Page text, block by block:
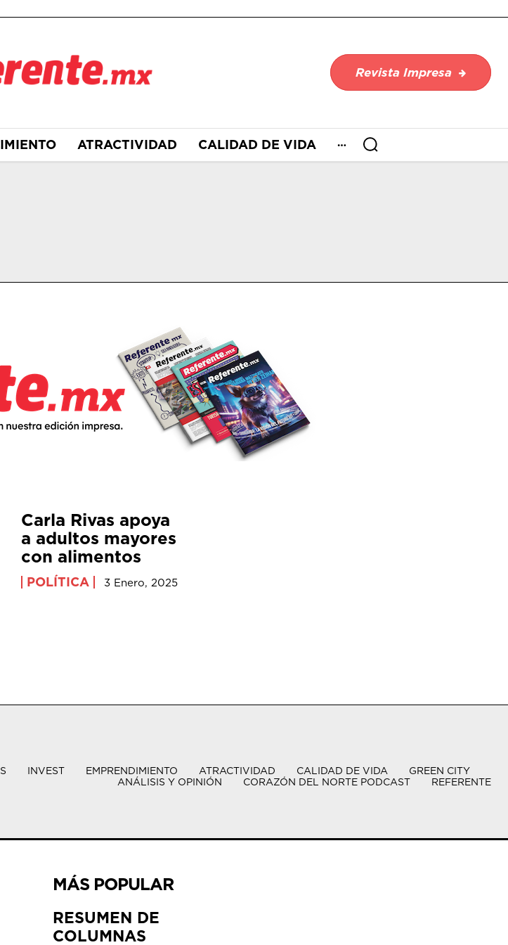
Revista Impresa
ATRACTIVIDAD CALIDAD DE VIDA
Carla Rivas apoya
a adultos mayores
con alimentos
POLÍTICA 3 Enero, 2025
INVEST EMPRENDIMIENTO ATRACTIVIDAD CALIDAD DE VIDA
GREEN CITY
ANÁLISIS Y OPINIÓN
CORAZÓN DEL NORTE PODCAST REFERENTE
MÁS POPULAR
RESUMEN DE
COLUMNAS